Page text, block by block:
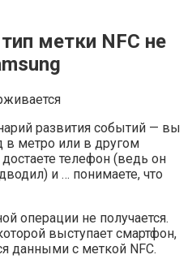
метки NFC не
развития событий — вы
в метро или в другом
телефон (ведь он
и … понимаете, что
операции не получается.
выступает смартфон,
данными с меткой NFC.